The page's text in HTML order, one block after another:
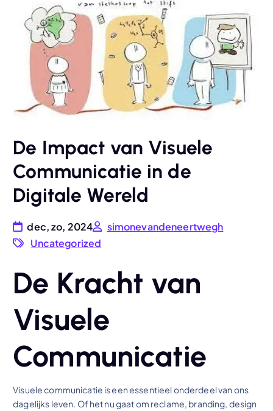
De Impact van Visuele
Communicatie in de
Digitale Wereld
dec, zo, 2024
simonevandeneertwegh
Uncategorized
De Kracht van
Visuele
Communicatie
Visuele communicatie is een essentieel onderdeel van ons
dagelijks leven. Of het nu gaat om reclame, branding, design